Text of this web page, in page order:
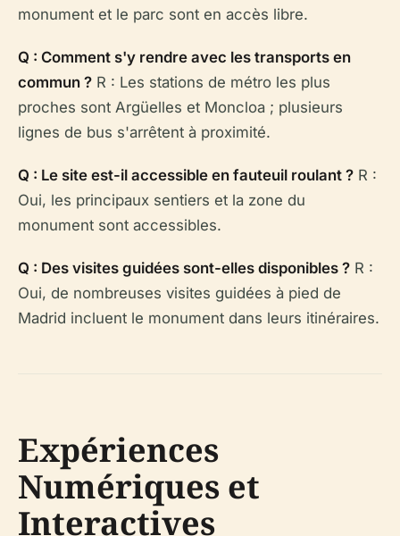
monument et le parc sont en accès libre.
Q : Comment s'y rendre avec les transports en
commun ? R : Les stations de métro les plus
proches sont Argüelles et Moncloa ; plusieurs
lignes de bus s'arrêtent à proximité.
Q : Le site est-il accessible en fauteuil roulant ? R :
Oui, les principaux sentiers et la zone du
monument sont accessibles.
Q : Des visites guidées sont-elles disponibles ? R :
Oui, de nombreuses visites guidées à pied de
Madrid incluent le monument dans leurs itinéraires.
Expériences
Numériques et
Interactives